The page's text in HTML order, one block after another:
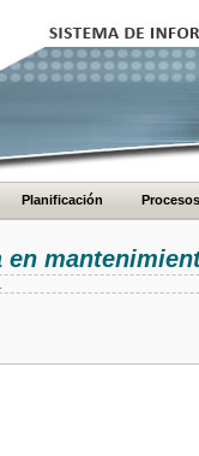
Planificación Procesos
en